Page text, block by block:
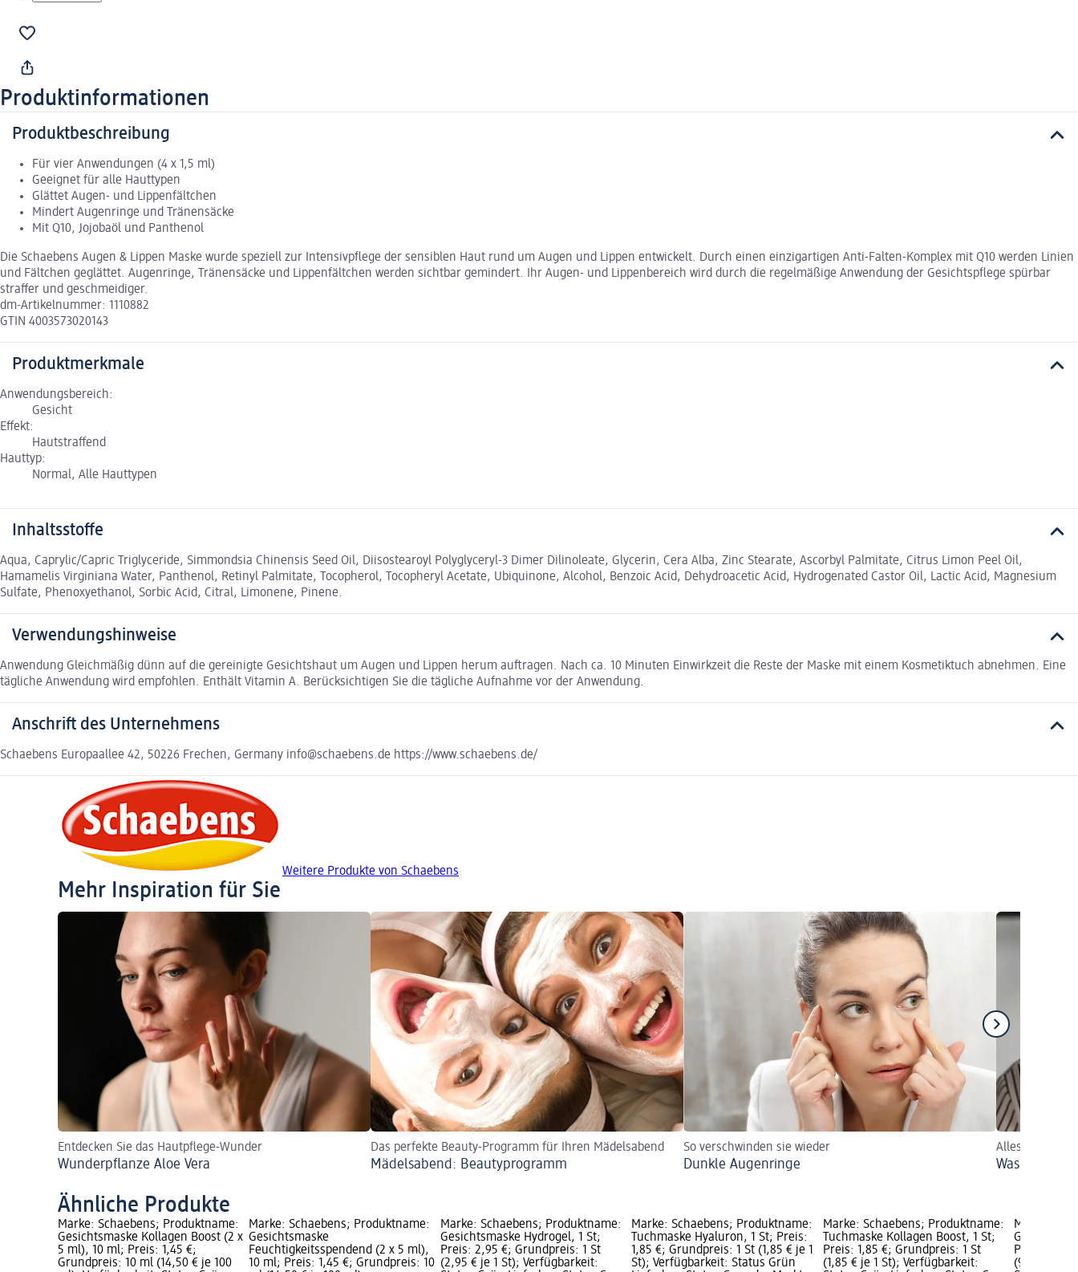
Produktinformationen
Produktbeschreibung
Für vier Anwendungen (4 x 1,5 ml)
Geeignet für alle Hauttypen
Glättet Augen- und Lippenfältchen
Mindert Augenringe und Tränensäcke
Mit Q10, Jojobaöl und Panthenol
Die Schaebens Augen & Lippen Maske wurde speziell zur Intensivpflege der sensiblen Haut rund um Augen und Lippen entwickelt. Durch einen einzigartigen Anti-Falten-Komplex mit Q10 werden Linien
und Fältchen geglättet. Augenringe, Tränensäcke und Lippenfältchen werden sichtbar gemindert. Ihr Augen- und Lippenbereich wird durch die regelmäßige Anwendung der Gesichtspflege spürbar
straffer und geschmeidiger.
dm-Artikelnummer: 1110882
GTIN 4003573020143
Produktmerkmale
Anwendungsbereich:
Gesicht
Effekt:
Hautstraffend
Hauttyp:
Normal, Alle Hauttypen
Inhaltsstoffe
Aqua, Caprylic/Capric Triglyceride, Simmondsia Chinensis Seed Oil, Diisostearoyl Polyglyceryl-3 Dimer Dilinoleate, Glycerin, Cera Alba, Zinc Stearate, Ascorbyl Palmitate, Citrus Limon Peel Oil,
Hamamelis Virginiana Water, Panthenol, Retinyl Palmitate, Tocopherol, Tocopheryl Acetate, Ubiquinone, Alcohol, Benzoic Acid, Dehydroacetic Acid, Hydrogenated Castor Oil, Lactic Acid, Magnesium
Sulfate, Phenoxyethanol, Sorbic Acid, Citral, Limonene, Pinene.
Verwendungshinweise
Anwendung Gleichmäßig dünn auf die gereinigte Gesichtshaut um Augen und Lippen herum auftragen. Nach ca. 10 Minuten Einwirkzeit die Reste der Maske mit einem Kosmetiktuch abnehmen. Eine
tägliche Anwendung wird empfohlen. Enthält Vitamin A. Berücksichtigen Sie die tägliche Aufnahme vor der Anwendung.
Anschrift des Unternehmens
Schaebens Europaallee 42, 50226 Frechen, Germany info@schaebens.de https://www.schaebens.de/
Weitere Produkte von Schaebens
Mehr Inspiration für Sie
Entdecken Sie das Hautpflege-Wunder
Wunderpflanze Aloe Vera
Das perfekte Beauty-Programm für Ihren Mädelsabend
Mädelsabend: Beautyprogramm
So verschwinden sie wieder
Dunkle Augenringe
Alles, was Sie
Was tun
Ähnliche Produkte
Marke: Schaebens; Produktname:
Gesichtsmaske Kollagen Boost (2 x
5 ml), 10 ml; Preis: 1,45 €;
Grundpreis: 10 ml (14,50 € je 100
Marke: Schaebens; Produktname:
Gesichtsmaske
Feuchtigkeitsspendend (2 x 5 ml),
10 ml; Preis: 1,45 €; Grundpreis: 10
Marke: Schaebens; Produktname:
Gesichtsmaske Hydrogel, 1 St;
Preis: 2,95 €; Grundpreis: 1 St
(2,95 € je 1 St); Verfügbarkeit:
Marke: Schaebens; Produktname:
Tuchmaske Hyaluron, 1 St; Preis:
1,85 €; Grundpreis: 1 St (1,85 € je 1
St); Verfügbarkeit: Status Grün
Marke: Schaebens; Produktname:
Tuchmaske Kollagen Boost, 1 St;
Preis: 1,85 €; Grundpreis: 1 St
(1,85 € je 1 St); Verfügbarkeit:
Marke:
Preis: 1,45
(9,67 € je